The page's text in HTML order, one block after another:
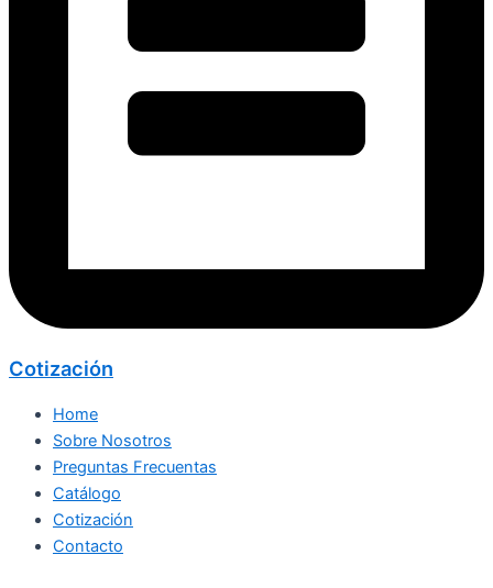
Cotización
Home
Sobre Nosotros
Preguntas Frecuentas
Catálogo
Cotización
Contacto